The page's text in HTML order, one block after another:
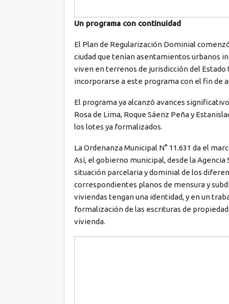
Un programa con continuidad
El Plan de Regularización Dominial
ciudad que tenían asentamientos urbanos
viven en terrenos de jurisdicción del
incorporarse a este programa con el fin de
El programa ya alcanzó avances
Rosa de Lima, Roque Sáenz Peña y
los lotes ya formalizados.
La Ordenanza Municipal N° 11.631 da el
Así, el gobierno municipal, desde la
situación parcelaria y dominial de los
correspondientes planos de mensura y
viviendas tengan una identidad, y en un
formalización de las escrituras de
vivienda.